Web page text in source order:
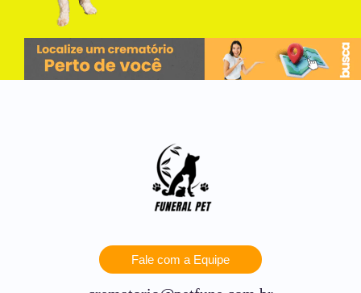
Fale com a Equipe